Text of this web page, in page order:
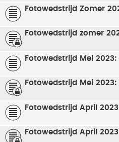
Fotowedstrijd Zomer
Fotowedstrijd zomer
Fotowedstrijd Mei
Fotowedstrijd Mei
Fotowedstrijd April
Fotowedstrijd April